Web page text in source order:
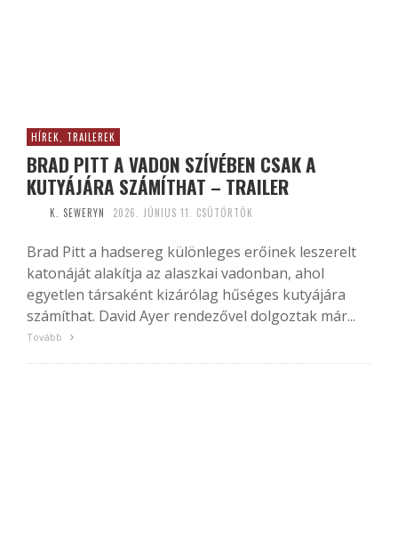
HÍREK, TRAILEREK
BRAD PITT A VADON SZÍVÉBEN CSAK A
KUTYÁJÁRA SZÁMÍTHAT – TRAILER
K. SEWERYN 2026. JÚNIUS 11. CSÜTÖRTÖK
Brad Pitt a hadsereg különleges erőinek leszerelt
katonáját alakítja az alaszkai vadonban, ahol
egyetlen társaként kizárólag hűséges kutyájára
számíthat. David Ayer rendezővel dolgoztak már...
Tovább